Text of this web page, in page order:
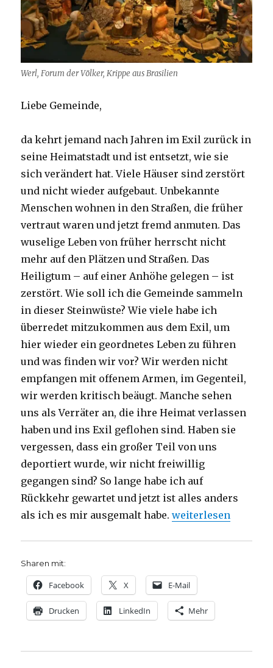
Werl, Forum der Völker, Krippe aus Brasilien
Liebe Gemeinde,
da kehrt jemand nach Jahren im Exil zurück in
seine Heimatstadt und ist entsetzt, wie sie
sich verändert hat. Viele Häuser sind zerstört
und nicht wieder aufgebaut. Unbekannte
Menschen wohnen in den Straßen, die früher
vertraut waren und jetzt fremd anmuten. Das
wuselige Leben von früher herrscht nicht
mehr auf den Plätzen und Straßen. Das
Heiligtum – auf einer Anhöhe gelegen – ist
zerstört. Wie soll ich die Gemeinde sammeln
in dieser Steinwüste? Wie viele habe ich
überredet mitzukommen aus dem Exil, um
hier wieder ein geordnetes Leben zu führen
und was finden wir vor? Wir werden nicht
empfangen mit offenem Armen, im Gegenteil,
wir werden kritisch beäugt. Manche sehen
uns als Verräter an, die ihre Heimat verlassen
haben und ins Exil geflohen sind. Haben sie
vergessen, dass ein großer Teil von uns
deportiert wurde, wir nicht freiwillig
gegangen sind? So lange habe ich auf
Rückkehr gewartet und jetzt ist alles anders
als ich es mir ausgemalt habe.„Predigt Jesaja 63,
weiterlesen
Sharen mit:
Facebook X E-Mail
Drucken LinkedIn Mehr